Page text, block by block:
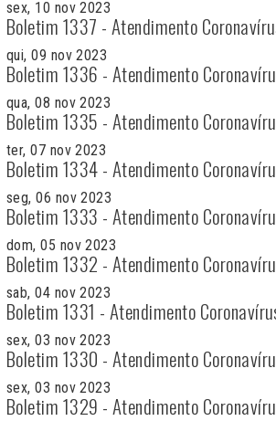
sex, 10 nov 2023
Boletim 1337 - Atendimento
qui, 09 nov 2023
Boletim 1336 - Atendimento
qua, 08 nov 2023
Boletim 1335 - Atendimento
ter, 07 nov 2023
Boletim 1334 - Atendimento
seg, 06 nov 2023
Boletim 1333 - Atendimento
dom, 05 nov 2023
Boletim 1332 - Atendimento
sab, 04 nov 2023
Boletim 1331 - Atendimento
sex, 03 nov 2023
Boletim 1330 - Atendimento
sex, 03 nov 2023
Boletim 1329 - Atendimento